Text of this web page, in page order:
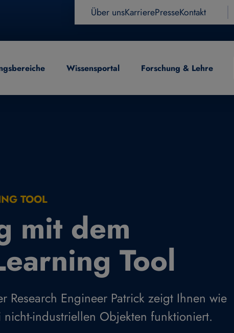
Über unsKarrierePresseKontakt
Wissensportal Forschung & Lehre
TOOL
mit dem
Tool
Research Engineer Patrick zeigt Ihnen wie
industriellen Objekten funktioniert.